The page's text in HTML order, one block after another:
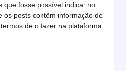
que fosse possível indicar no
os posts contêm informação de
de o fazer na plataforma